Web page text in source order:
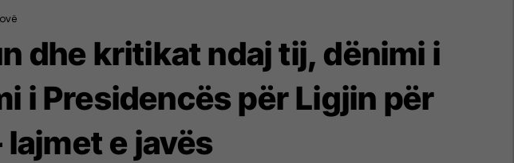
dhe kritikat ndaj tij, dënimi i
i Presidencës për Ligjin për
e javës